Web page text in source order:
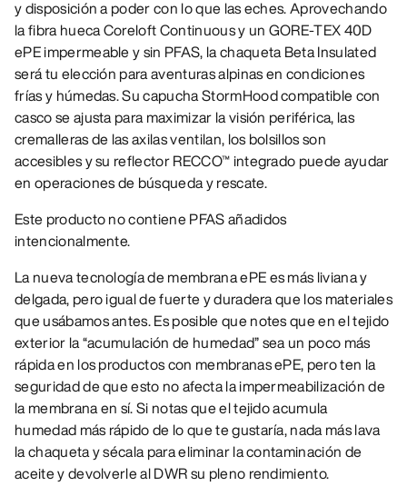
y disposición a poder con lo que las eches. Aprovechando
la fibra hueca Coreloft Continuous y un GORE-TEX 40D
ePE impermeable y sin PFAS, la chaqueta Beta Insulated
será tu elección para aventuras alpinas en condiciones
frías y húmedas. Su capucha StormHood compatible con
casco se ajusta para maximizar la visión periférica, las
cremalleras de las axilas ventilan, los bolsillos son
accesibles y su reflector RECCO™ integrado puede ayudar
en operaciones de búsqueda y rescate.
Este producto no contiene PFAS añadidos
intencionalmente.
La nueva tecnología de membrana ePE es más liviana y
delgada, pero igual de fuerte y duradera que los materiales
que usábamos antes. Es posible que notes que en el tejido
exterior la “acumulación de humedad” sea un poco más
rápida en los productos con membranas ePE, pero ten la
seguridad de que esto no afecta la impermeabilización de
la membrana en sí. Si notas que el tejido acumula
humedad más rápido de lo que te gustaría, nada más lava
la chaqueta y sécala para eliminar la contaminación de
aceite y devolverle al DWR su pleno rendimiento.